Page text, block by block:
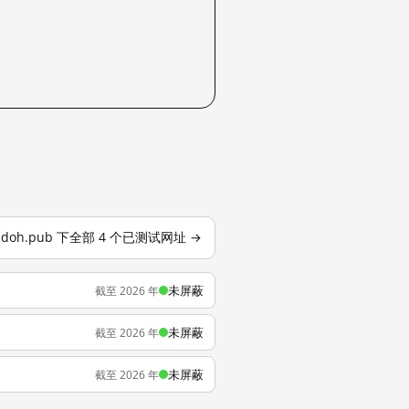
doh.pub 下全部 4 个已测试网址 →
截至 2026 年 未屏蔽
截至 2026 年 未屏蔽
截至 2026 年 未屏蔽